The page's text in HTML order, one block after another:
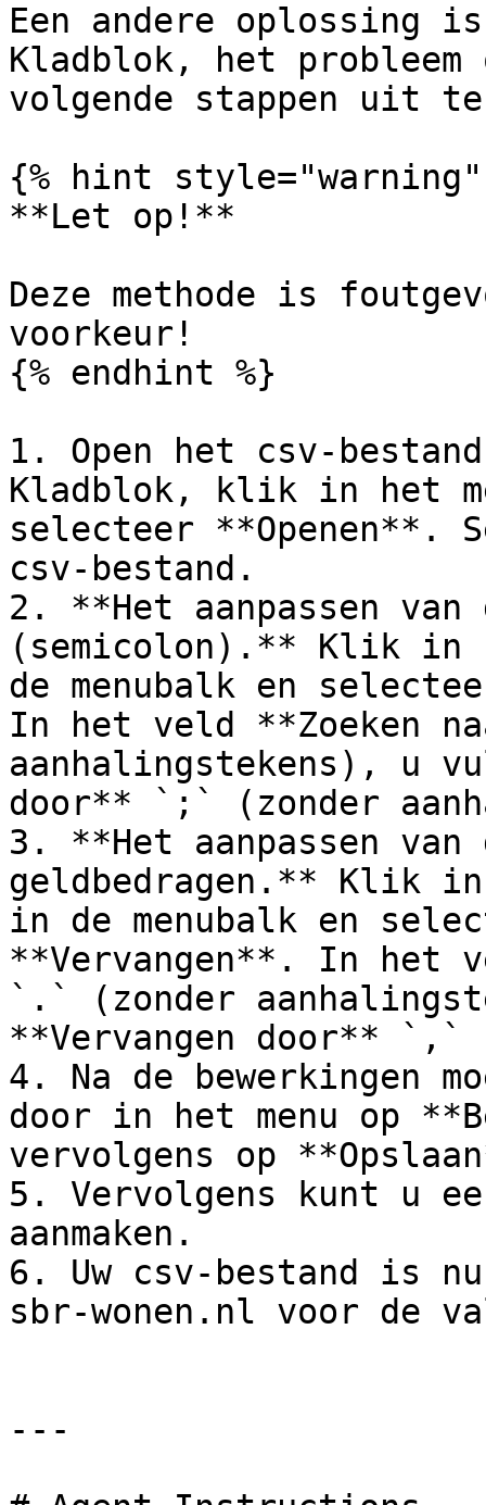
Een andere oplossing
Kladblok, het
volgende stappen uit
{% hint style="warning"
**Let op!**
Deze methode is
voorkeur!
{% endhint %}
1. Open het csv-
Kladblok, klik in het
selecteer **Openen**.
csv-bestand.
2. **Het aanpassen van
(semicolon).** Klik in
de menubalk en
In het veld **Zoeken
aanhalingstekens), u
door** `;` (zonder
3. **Het aanpassen
geldbedragen.** Klik in
in de menubalk en
**Vervangen**. In het
`.` (zonder
**Vervangen door** `,`
4. Na de bewerkingen
door in het menu op
vervolgens op
5. Vervolgens kunt u
aanmaken.
6. Uw csv-bestand is
sbr-wonen.nl voor de
---